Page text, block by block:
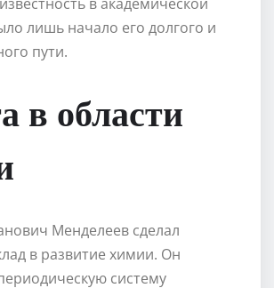
лишь начало его долгого и
пути.
в области
Менделеев сделал
в развитие химии. Он
систему